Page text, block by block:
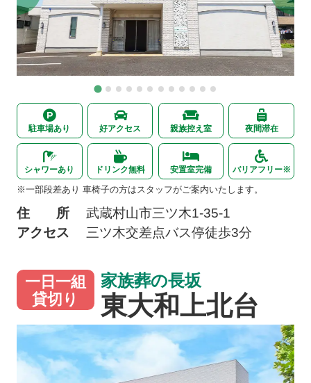
駐車場あり 好アクセス 親族控え室 夜間滞在
シャワーあり ドリンク無料 安置室完備 バリアフリー※
※一部段差あり 車椅子の方はスタッフがご案内いたします。
住 所 武蔵村山市三ツ木1-35-1
アクセス
三ツ木交差点バス停徒歩3分
一日一組
貸切り
家族葬の長坂
東大和上北台